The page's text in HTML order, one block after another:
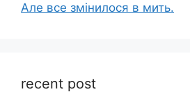
Але все змінилося в мить.
recent post